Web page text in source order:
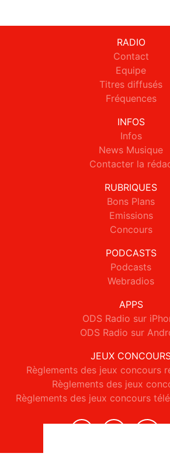
RADIO
Contact
Equipe
Titres diffusés
Fréquences
INFOS
Infos
News Musique
Contacter la
RUBRIQUES
Bons Plans
Emissions
Concours
PODCASTS
Podcasts
Webradios
APPS
ODS Radio sur
ODS Radio sur
JEUX
Règlements des jeux concours
Règlements des jeux
Règlements des jeux concours